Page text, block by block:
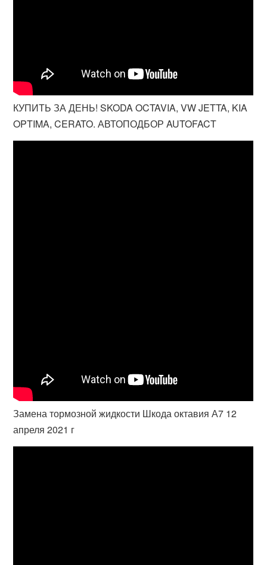
КУПИТЬ ЗА ДЕНЬ! SKODA OCTAVIA, VW JETTA, KIA
OPTIMA, CERATO. АВТОПОДБОР AUTOFACT
Замена тормозной жидкости Шкода октавия А7 12
апреля 2021 г